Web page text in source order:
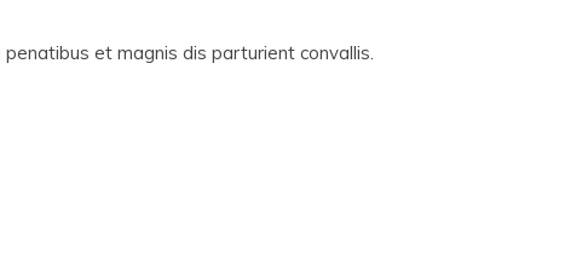
et magnis dis parturient convallis.